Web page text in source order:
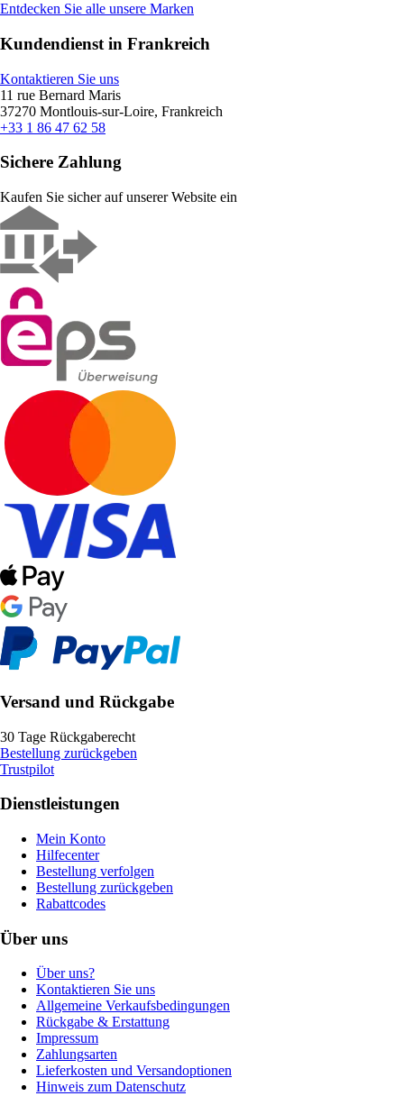
Entdecken Sie alle unsere Marken
Kundendienst in Frankreich
Kontaktieren Sie uns
11 rue Bernard Maris
37270 Montlouis-sur-Loire, Frankreich
+33 1 86 47 62 58
Sichere Zahlung
Kaufen Sie sicher auf unserer Website ein
Versand und Rückgabe
30 Tage Rückgaberecht
Bestellung zurückgeben
Trustpilot
Dienstleistungen
Mein Konto
Hilfecenter
Bestellung verfolgen
Bestellung zurückgeben
Rabattcodes
Über uns
Über uns?
Kontaktieren Sie uns
Allgemeine Verkaufsbedingungen
Rückgabe & Erstattung
Impressum
Zahlungsarten
Lieferkosten und Versandoptionen
Hinweis zum Datenschutz